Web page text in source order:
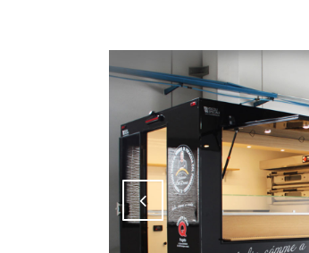
Attiva comando